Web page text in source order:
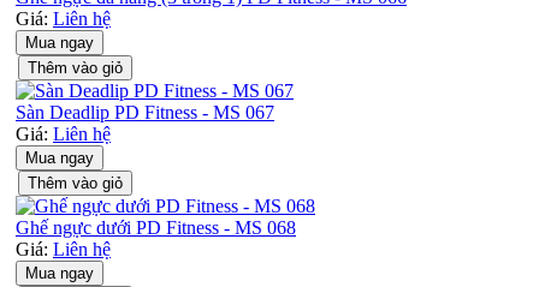
Giá: Liên hệ
Mua ngay
Thêm vào giỏ
Sàn Deadlip PD Fitness - MS 067
Giá: Liên hệ
Mua ngay
Thêm vào giỏ
Ghế ngực dưới PD Fitness - MS 068
Giá: Liên hệ
Mua ngay